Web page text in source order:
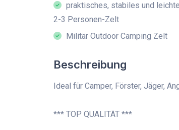
praktisches, stabiles und
2-3 Personen-Zelt
Militär Outdoor Camping Zelt
Beschreibung
Ideal für Camper, Förster, Jäger,
*** TOP QUALITÄT ***